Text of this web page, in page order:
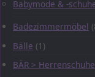
Babymode & -
Badezimmermöbel
Bälle (1)
BÄR >